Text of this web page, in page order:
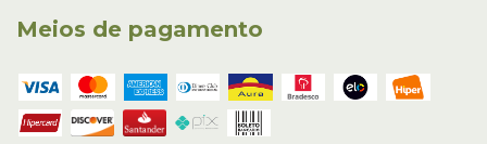
Meios de pagamento